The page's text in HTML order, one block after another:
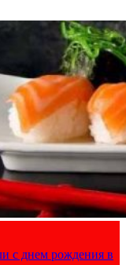
с днем рождения в